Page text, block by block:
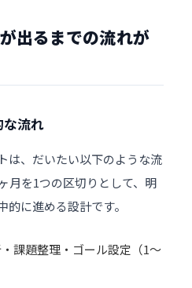
出るまでの流れが
流れ
は、だいたい以下のような流
月を1つの区切りとして、明
に進める設計です。
課題整理・ゴール設定（1〜